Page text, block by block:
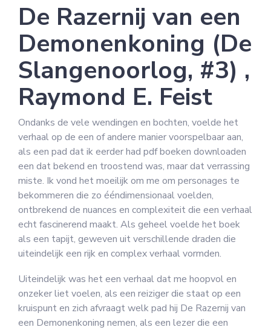
De Razernij van een
Demonenkoning (De
Slangenoorlog, #3) ,
Raymond E. Feist
Ondanks de vele wendingen en bochten, voelde het
verhaal op de een of andere manier voorspelbaar aan,
als een pad dat ik eerder had pdf boeken downloaden
een dat bekend en troostend was, maar dat verrassing
miste. Ik vond het moeilijk om me om personages te
bekommeren die zo ééndimensionaal voelden,
ontbrekend de nuances en complexiteit die een verhaal
echt fascinerend maakt. Als geheel voelde het boek
als een tapijt, geweven uit verschillende draden die
uiteindelijk een rijk en complex verhaal vormden.
Uiteindelijk was het een verhaal dat me hoopvol en
onzeker liet voelen, als een reiziger die staat op een
kruispunt en zich afvraagt welk pad hij De Razernij van
een Demonenkoning nemen, als een lezer die een